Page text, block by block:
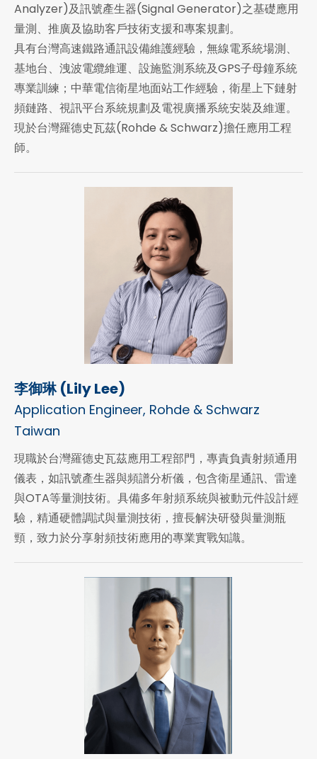
Analyzer)及訊號產生器(Signal Generator)之基礎應用
量測、推廣及協助客戶技術支援和專案規劃。
具有台灣高速鐵路通訊設備維護經驗，無線電系統場測、
基地台、洩波電纜維運、設施監測系統及GPS子母鐘系統
專業訓練；中華電信衛星地面站工作經驗，衛星上下鏈射
頻鏈路、視訊平台系統規劃及電視廣播系統安裝及維運。
現於台灣羅德史瓦茲(Rohde & Schwarz)擔任應用工程
師。
李御琳 (Lily Lee)
Application Engineer, Rohde & Schwarz
Taiwan
現職於台灣羅德史瓦茲應用工程部門，專責負責射頻通用
儀表，如訊號產生器與頻譜分析儀，包含衛星通訊、雷達
與OTA等量測技術。具備多年射頻系統與被動元件設計經
驗，精通硬體調試與量測技術，擅長解決研發與量測瓶
頸，致力於分享射頻技術應用的專業實戰知識。